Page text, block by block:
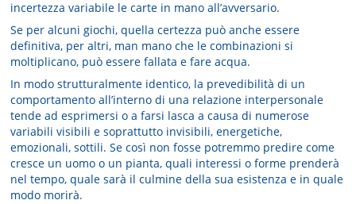
incertezza variabile le carte in mano all’avversario.
Se per alcuni giochi, quella certezza può anche essere
definitiva, per altri, man mano che le combinazioni si
moltiplicano, può essere fallata e fare acqua.
In modo strutturalmente identico, la prevedibilità di un
comportamento all’interno di una relazione interpersonale
tende ad esprimersi o a farsi lasca a causa di numerose
variabili visibili e soprattutto invisibili, energetiche,
emozionali, sottili. Se così non fosse potremmo predire come
cresce un uomo o un pianta, quali interessi o forme prenderà
nel tempo, quale sarà il culmine della sua esistenza e in quale
modo morirà.